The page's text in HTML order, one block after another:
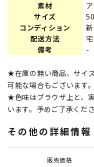
素材
サイズ
コンディション
配送方法
備考
-
★在庫の無い商品、サイ
可能な場合もございます
★色味はブラウザ上と、
います。予めご了承くださ
その他の詳細情報
販売価格